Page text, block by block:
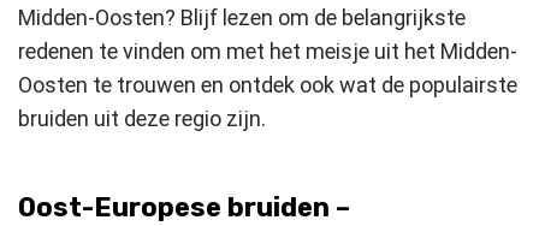
Midden-Oosten? Blijf lezen om de belangrijkste
redenen te vinden om met het meisje uit het Midden-
Oosten te trouwen en ontdek ook wat de populairste
bruiden uit deze regio zijn.
Oost-Europese bruiden –